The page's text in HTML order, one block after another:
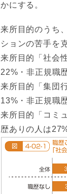
かにする。
来所目的のうち
ションの苦手を
来所目的「社会
22%・非正規職
来所目的「集団
13%・非正規職
来所目的「コミ
歴ありの人は